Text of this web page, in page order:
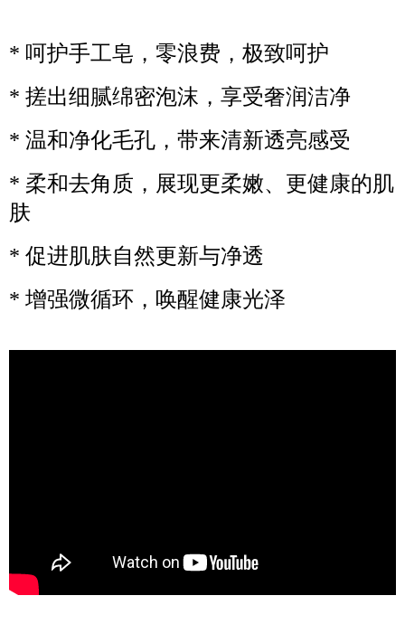
* 呵护手工皂，零浪费，极致呵护
* 搓出细腻绵密泡沫，享受奢润洁净
* 温和净化毛孔，带来清新透亮感受
* 柔和去角质，展现更柔嫩、更健康的肌
肤
* 促进肌肤自然更新与净透
* 增强微循环，唤醒健康光泽